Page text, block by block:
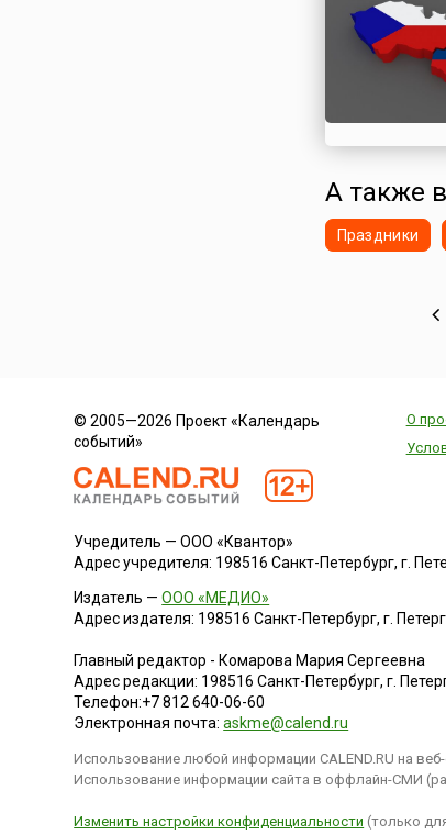
А также
Праздники
© 2005—2026 Проект «Календарь
событий»
О
Учредитель — ООО «Квантор»
Адрес учредителя: 198516 Санкт-Петербург, г.
Издатель —ООО «МЕДИО»
Адрес издателя: 198516 Санкт-Петербург, г.
Главный редактор - Комарова Мария Сергеевна
Адрес редакции: 198516 Санкт-Петербург, г.
Телефон:+7 812 640-06-60
Электронная почта:askme@calend.ru
Использование любой информации CALEND.RU на
Использование информации сайта в оффлайн-СМИ
Изменить настройки конфиденциальности (только